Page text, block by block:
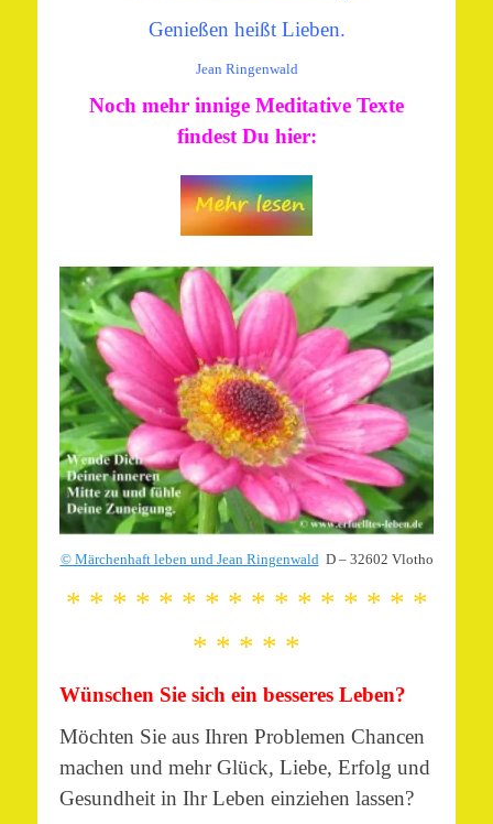
Genießen heißt Lieben.
Jean Ringenwald
Noch mehr innige Meditative Texte
findest Du hier:
© Märchenhaft leben und Jean Ringenwald D – 32602 Vlotho
* * * * * * * * * * * * * * * *
* * * * *
Wünschen Sie sich ein besseres Leben?
Möchten Sie aus Ihren Problemen Chancen
machen und mehr Glück, Liebe, Erfolg und
Gesundheit in Ihr Leben einziehen lassen?